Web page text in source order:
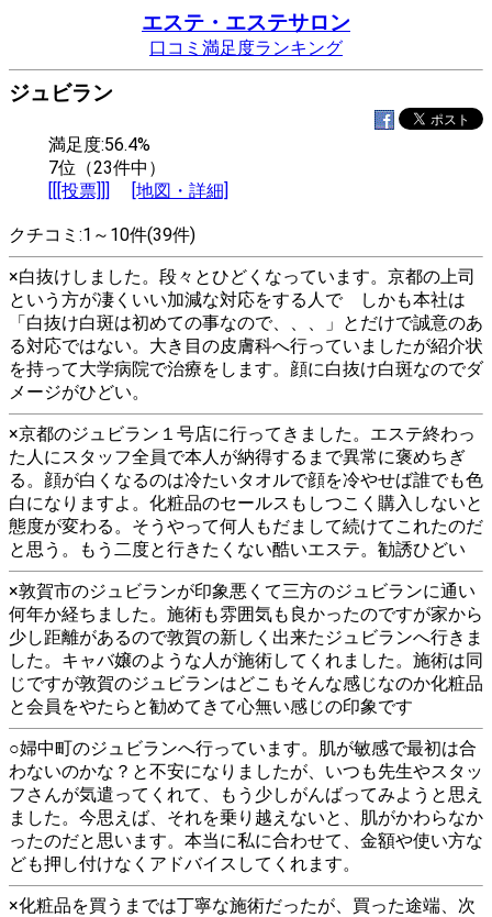
エステ・エステサロン
口コミ満足度ランキング
ジュビラン
満足度:56.4%
7位（23件中）
[[[投票]]]
[地図・詳細]
クチコミ:1～10件(39件)
×白抜けしました。段々とひどくなっています。京都の上司
という方が凄くいい加減な対応をする人で しかも本社は
「白抜け白斑は初めての事なので、、、」とだけで誠意のあ
る対応ではない。大き目の皮膚科へ行っていましたが紹介状
を持って大学病院で治療をします。顔に白抜け白斑なのでダ
メージがひどい。
×京都のジュビラン１号店に行ってきました。エステ終わっ
た人にスタッフ全員で本人が納得するまで異常に褒めちぎ
る。顔が白くなるのは冷たいタオルで顔を冷やせば誰でも色
白になりますよ。化粧品のセールスもしつこく購入しないと
態度が変わる。そうやって何人もだまして続けてこれたのだ
と思う。もう二度と行きたくない酷いエステ。勧誘ひどい
×敦賀市のジュビランが印象悪くて三方のジュビランに通い
何年か経ちました。施術も雰囲気も良かったのですが家から
少し距離があるので敦賀の新しく出来たジュビランへ行きま
した。キャバ嬢のような人が施術してくれました。施術は同
じですが敦賀のジュビランはどこもそんな感じなのか化粧品
と会員をやたらと勧めてきて心無い感じの印象です
○婦中町のジュビランへ行っています。肌が敏感で最初は合
わないのかな？と不安になりましたが、いつも先生やスタッ
フさんが気遣ってくれて、もう少しがんばってみようと思え
ました。今思えば、それを乗り越えないと、肌がかわらなか
ったのだと思います。本当に私に合わせて、金額や使い方な
ども押し付けなくアドバイスしてくれます。
×化粧品を買うまでは丁寧な施術だったが、買った途端、次